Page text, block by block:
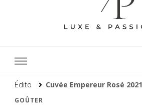
Édito Cuvée Empereur Rosé 2021
GOÛTER